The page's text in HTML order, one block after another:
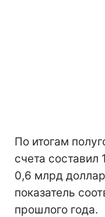
По итогам
счета составил
0,6 млрд
показатель
прошлого года.